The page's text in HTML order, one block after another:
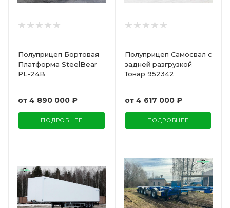
Полуприцеп Бортовая
Платформа SteelBear
PL-24B
от 4 890 000 ₽
ПОДРОБНЕЕ
Полуприцеп Самосвал с
задней разгрузкой
Тонар 952342
от 4 617 000 ₽
ПОДРОБНЕЕ